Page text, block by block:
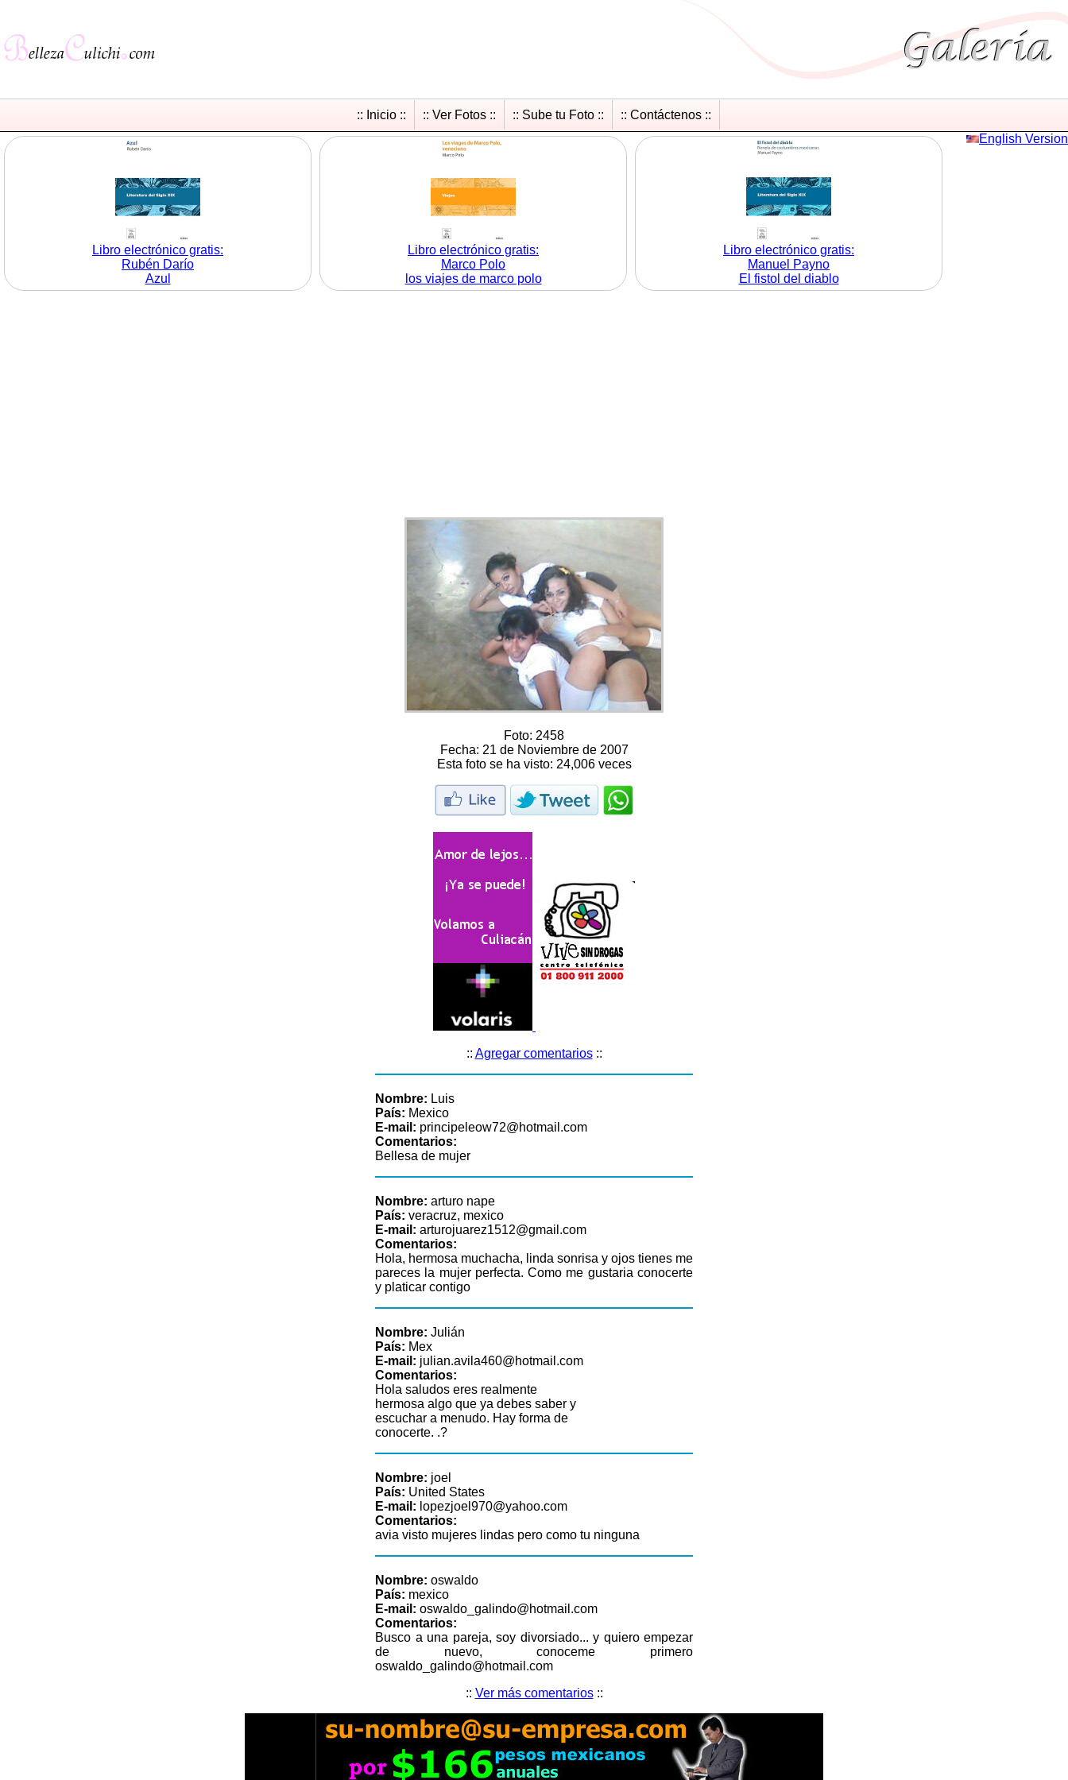
:: Inicio :: :: Ver Fotos :: :: Sube tu Foto ::
:: Contáctenos ::
English Version
Libro electrónico gratis:
Rubén Darío
Azul
Libro electrónico gratis:
Marco Polo
los viajes de marco polo
Libro electrónico gratis:
Manuel Payno
El fistol del diablo
Foto: 2458
Fecha: 21 de Noviembre de 2007
Esta foto se ha visto: 24,006 veces
:: Agregar comentarios::
Nombre: Luis
País: Mexico
E-mail: principeleow72@hotmail.com
Comentarios:
Bellesa de mujer
Nombre: arturo nape
País: veracruz, mexico
E-mail: arturojuarez1512@gmail.com
Comentarios:
Hola, hermosa muchacha, linda sonrisa y ojos tienes me
pareces la mujer perfecta. Como me gustaria conocerte
y platicar contigo
Nombre: Julián
País: Mex
E-mail: julian.avila460@hotmail.com
Comentarios:
Hola saludos eres realmente
hermosa algo que ya debes saber y
escuchar a menudo. Hay forma de
conocerte. .?
Nombre: joel
País: United States
E-mail: lopezjoel970@yahoo.com
Comentarios:
avia visto mujeres lindas pero como tu ninguna
Nombre: oswaldo
País: mexico
E-mail: oswaldo_galindo@hotmail.com
Comentarios:
Busco a una pareja, soy divorsiado... y quiero empezar
de nuevo, conoceme primero
oswaldo_galindo@hotmail.com
:: Ver más comentarios::